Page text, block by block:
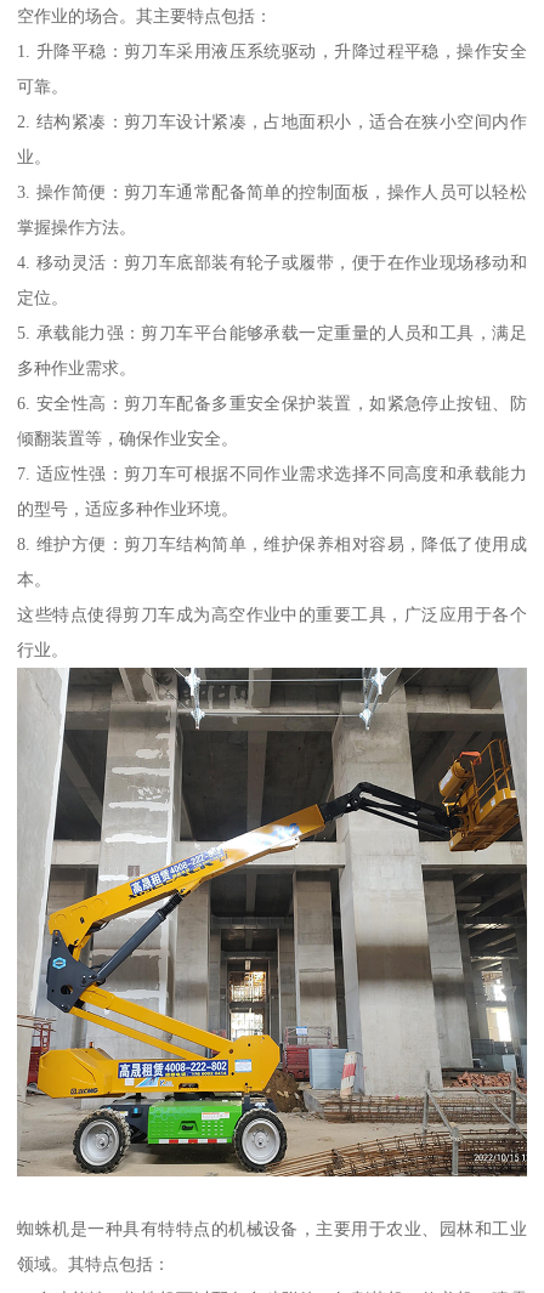
空作业的场合。其主要特点包括：
1. 升降平稳：剪刀车采用液压系统驱动，升降过程平稳，操作安全
可靠。
2. 结构紧凑：剪刀车设计紧凑，占地面积小，适合在狭小空间内作
业。
3. 操作简便：剪刀车通常配备简单的控制面板，操作人员可以轻松
掌握操作方法。
4. 移动灵活：剪刀车底部装有轮子或履带，便于在作业现场移动和
定位。
5. 承载能力强：剪刀车平台能够承载一定重量的人员和工具，满足
多种作业需求。
6. 安全性高：剪刀车配备多重安全保护装置，如紧急停止按钮、防
倾翻装置等，确保作业安全。
7. 适应性强：剪刀车可根据不同作业需求选择不同高度和承载能力
的型号，适应多种作业环境。
8. 维护方便：剪刀车结构简单，维护保养相对容易，降低了使用成
本。
这些特点使得剪刀车成为高空作业中的重要工具，广泛应用于各个
行业。
蜘蛛机是一种具有特特点的机械设备，主要用于农业、园林和工业
领域。其特点包括：